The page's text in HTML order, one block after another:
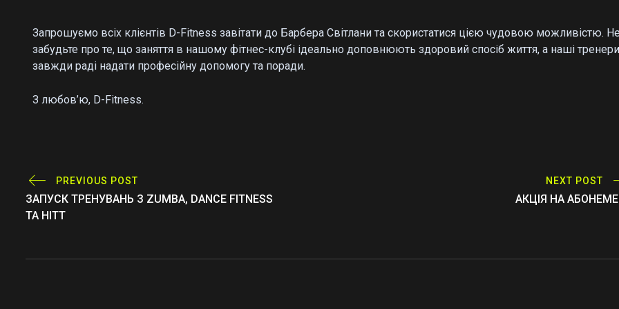
Запрошуємо всіх клієнтів D-Fitness завітати до Барбера Світлани та скористатися цією чудовою можливістю.
забудьте про те, що заняття в нашому фітнес-клубі ідеально доповнюють здоровий спосіб життя, а наші тренери
завжди раді надати професійну допомогу та поради.
З любов’ю, D-Fitness.
PREVIOUS POST
ЗАПУСК ТРЕНУВАНЬ З ZUMBA, DANCE FITNESS
ТА HITT
NEXT POST
АКЦІЯ НА